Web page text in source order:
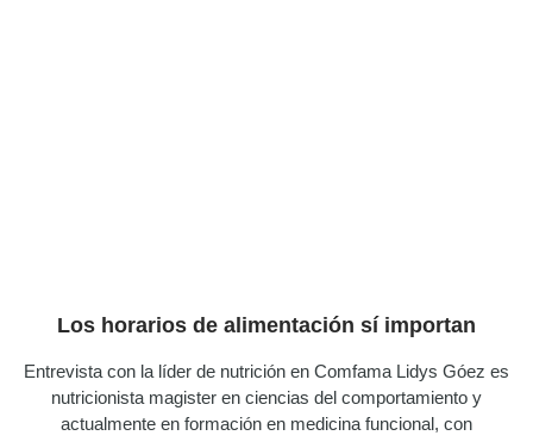
Los horarios de alimentación sí importan
Entrevista con la líder de nutrición en Comfama Lidys Góez es
nutricionista magister en ciencias del comportamiento y
actualmente en formación en medicina funcional, con